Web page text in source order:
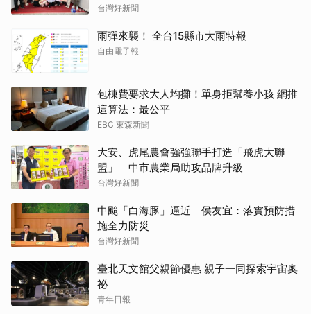
台灣好新聞
雨彈來襲！ 全台15縣市大雨特報
自由電子報
包棟費要求大人均攤！單身拒幫養小孩 網推
這算法：最公平
EBC 東森新聞
大安、虎尾農會強強聯手打造「飛虎大聯
盟」 中市農業局助攻品牌升級
台灣好新聞
中颱「白海豚」逼近 侯友宜：落實預防措
施全力防災
台灣好新聞
臺北天文館父親節優惠 親子一同探索宇宙奧
祕
青年日報